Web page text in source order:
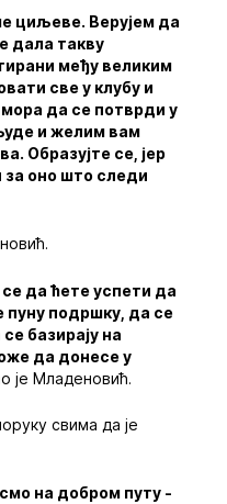
циљеве. Верујем да
дала такву
међу великим
све у клубу и
да се потврди у
и желим вам
Образујте се, јер
за оно што следи
да ћете успети да
пуну подршку, да се
базирају на
да донесе у
је Младеновић.
свима да је
на добром путу -